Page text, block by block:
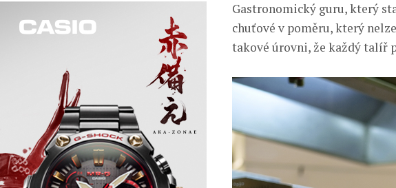
Gastronomický guru, který
chuťové v poměru, který
takové úrovni, že každý talíř